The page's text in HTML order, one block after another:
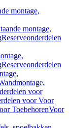
montage,
montage,
Reserveonderdelen
Reserveonderdelen
voor
voor Voor
ToebehorenVoor